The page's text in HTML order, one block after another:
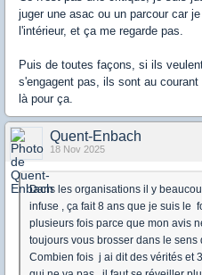
juger une asac ou un parcour car
l'intérieur, et ça me regarde pas.
Puis de toutes façons, si ils
s'engagent pas, ils sont au
là pour ça.
Quent-Enbach
18 Nov 2025
Dans les organisations il y
infuse , ça fait 8 ans que je suis le
plusieurs fois parce que mon avis
toujours vous brosser dans le
Combien fois j ai dit des vérités et